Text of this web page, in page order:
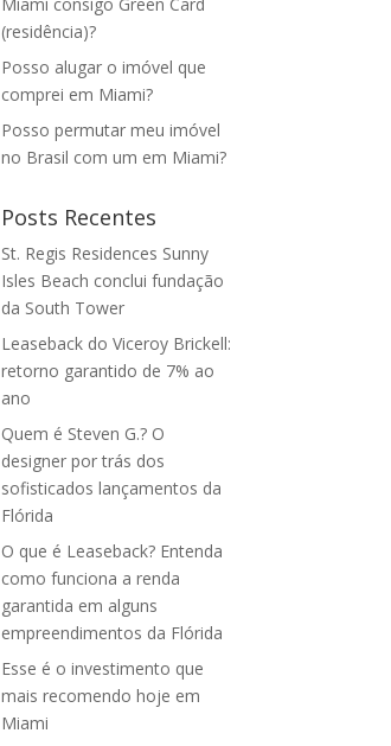
(residência)?
Posso alugar o imóvel que
comprei em Miami?
Posso permutar meu imóvel
no Brasil com um em Miami?
Posts Recentes
St. Regis Residences Sunny
Isles Beach conclui fundação
da South Tower
Leaseback do Viceroy Brickell:
retorno garantido de 7% ao
ano
Quem é Steven G.? O
designer por trás dos
sofisticados lançamentos da
Flórida
O que é Leaseback? Entenda
como funciona a renda
garantida em alguns
empreendimentos da Flórida
Esse é o investimento que
mais recomendo hoje em
Miami